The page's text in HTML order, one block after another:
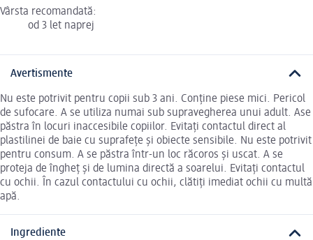
Vârsta recomandată:
od 3 let naprej
Avertismente
Nu este potrivit pentru copii sub 3 ani. Conține piese mici. Pericol
de sufocare. A se utiliza numai sub supravegherea unui adult. Ase
păstra în locuri inaccesibile copiilor. Evitați contactul direct al
plastilinei de baie cu suprafețe și obiecte sensibile. Nu este potrivit
pentru consum. A se păstra într-un loc răcoros și uscat. A se
proteja de îngheț și de lumina directă a soarelui. Evitați contactul
cu ochii. În cazul contactului cu ochii, clătiți imediat ochii cu multă
apă.
Ingrediente